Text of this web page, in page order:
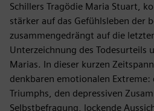
Schillers Tragödie Maria Stuart,
stärker auf das Gefühlsleben der
zusammengedrängt auf die
Unterzeichnung des Todesurteils
Marias. In dieser kurzen
denkbaren emotionalen Extreme:
Triumphs, den depressiven
Selbstbefragung, lockende